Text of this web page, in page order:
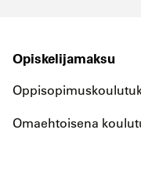
Opiskelijamaksu
Omaehtoisena